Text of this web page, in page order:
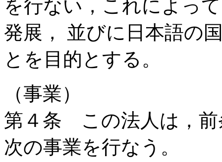
を行ない，これによっ
発展， 並びに日本語の
とを目的とする。
（事業）
第４条 この法人は，前
次の事業を行なう。